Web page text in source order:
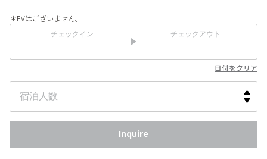
＊EVはございません。
チェックイン チェックアウト
日付をクリア
Inquire